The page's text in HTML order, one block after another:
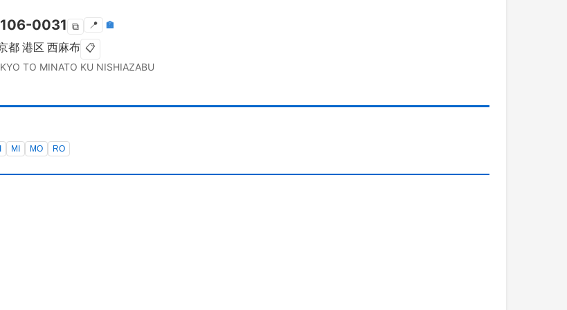
106-0031 ⧉ 📍 🏣
都 港区 西麻布 📋
TO MINATO KU NISHIAZABU
MI MO RO